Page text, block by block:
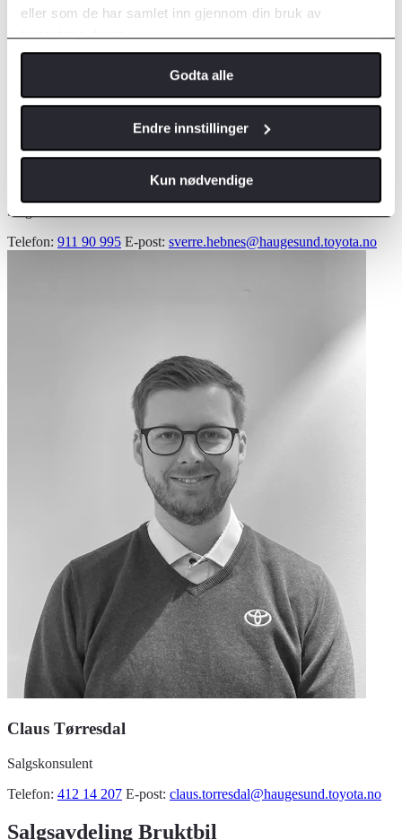
eller som de har samlet inn gjennom din bruk av
tjenestene deres.
Godta alle
Endre innstillinger
Kun nødvendige
Salgskonsulent
Telefon: 911 90 995 E-post: sverre.hebnes@haugesund.toyota.no
Claus Tørresdal
Salgskonsulent
Telefon: 412 14 207 E-post: claus.torresdal@haugesund.toyota.no
Salgsavdeling Bruktbil